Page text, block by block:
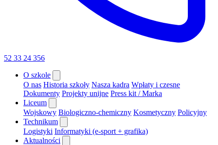
52 33 24 356
O szkole
O nas Historia szkoły Nasza kadra Wpłaty i czesne
Dokumenty Projekty unijne Press kit / Marka
Liceum
Wojskowy Biologiczno-chemiczny Kosmetyczny Policyjny
Technikum
Logistyki Informatyki (e-sport + grafika)
Aktualności